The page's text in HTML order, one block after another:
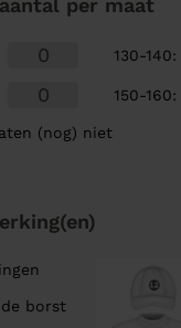
per maat
130-140:
150-160:
(nog) niet
borst